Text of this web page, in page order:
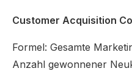
Customer Acquisition
Formel: Gesamte
Anzahl gewonnener